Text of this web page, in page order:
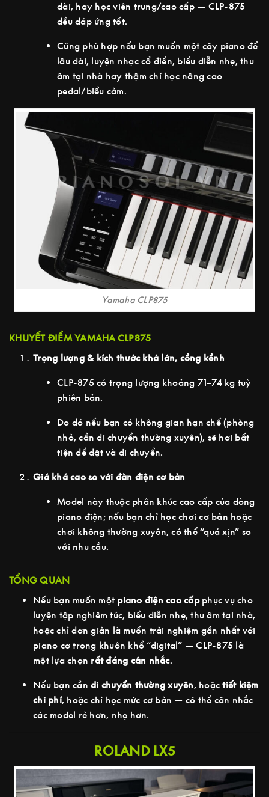
dài, hay học viên trung/cao cấp — CLP-875
đều đáp ứng tốt.
Cũng phù hợp nếu bạn muốn một cây piano để
lâu dài, luyện nhạc cổ điển, biểu diễn nhẹ, thu
âm tại nhà hay thậm chí học nâng cao
pedal/biểu cảm.
Yamaha CLP875
KHUYẾT ĐIỂM YAMAHA CLP875
Trọng lượng & kích thước khá lớn, cồng kềnh
CLP-875 có trọng lượng khoảng 71–74 kg tuỳ
phiên bản.
Do đó nếu bạn có không gian hạn chế (phòng
nhỏ, cần di chuyển thường xuyên), sẽ hơi bất
tiện để đặt và di chuyển.
Giá khá cao so với đàn điện cơ bản
Model này thuộc phân khúc cao cấp của dòng
piano điện; nếu bạn chỉ học chơi cơ bản hoặc
chơi không thường xuyên, có thể “quá xịn” so
với nhu cầu.
TỔNG QUAN
Nếu bạn muốn một piano điện cao cấpphục vụ cho
luyện tập nghiêm túc, biểu diễn nhẹ, thu âm tại nhà,
hoặc chỉ đơn giản là muốn trải nghiệm gần nhất với
piano cơ trong khuôn khổ “digital” — CLP-875 là
một lựa chọn rất đáng cân nhắc.
Nếu bạn cần di chuyển thường xuyên, hoặctiết kiệm
chi phí, hoặc chỉ học mức cơ bản — có thể cân nhắc
các model rẻ hơn, nhẹ hơn.
ROLAND LX5